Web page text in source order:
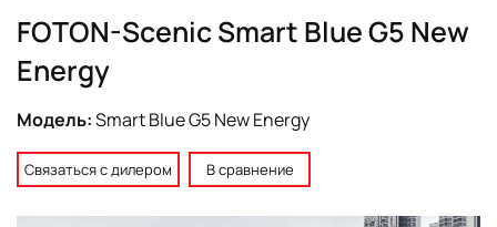
FOTON-Scenic Smart Blue G5 New
Energy
Модель:Smart Blue G5 New Energy
Связаться с дилером В сравнение